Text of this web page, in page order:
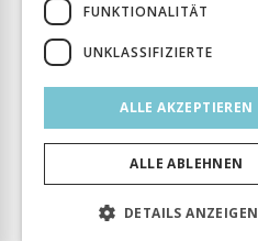
FUNKTIONALITÄT
UNKLASSIFIZIERTE
ALLE AKZEPTIEREN
ALLE ABLEHNEN
DETAILS ANZEIGEN